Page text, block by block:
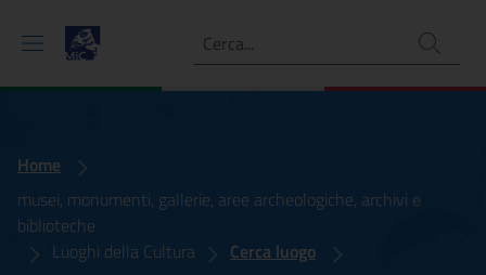
Ricerca
Home
musei, monumenti, gallerie, aree archeologiche, archivi e
biblioteche
Luoghi della Cultura
Cerca luogo